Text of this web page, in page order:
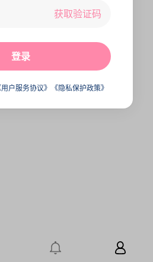
获取验证码
登录
用户服务协议》 《隐私保护政策》
务器,刷新一下试试